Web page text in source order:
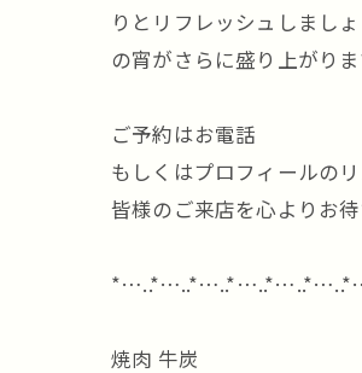
りとリフレッシュしまし
の宵がさらに盛り上がり
ご予約はお電話
もしくはプロフィールの
皆様のご来店を心よりお
焼肉 牛炭